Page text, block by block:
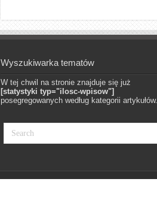
Wyszukiwarka tematów
W tej chwil na stronie znajduje się już
[statystyki typ="ilosc-wpisow"]
posegregowanych według kategorii artykułów.